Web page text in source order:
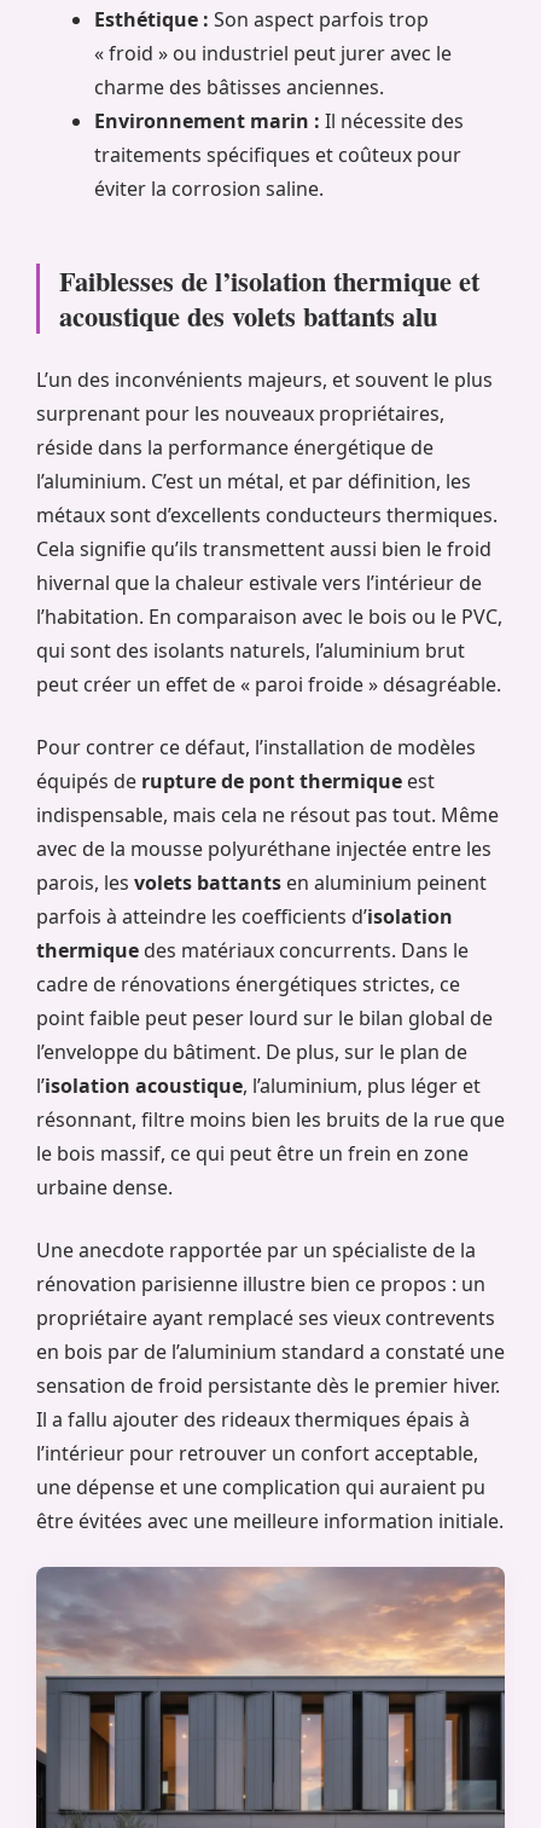
Esthétique : Son aspect parfois trop
« froid » ou industriel peut jurer avec le
charme des bâtisses anciennes.
Environnement marin : Il nécessite des
traitements spécifiques et coûteux pour
éviter la corrosion saline.
Faiblesses de l’isolation thermique et
acoustique des volets battants alu
L’un des inconvénients majeurs, et souvent le plus
surprenant pour les nouveaux propriétaires,
réside dans la performance énergétique de
l’aluminium. C’est un métal, et par définition, les
métaux sont d’excellents conducteurs thermiques.
Cela signifie qu’ils transmettent aussi bien le froid
hivernal que la chaleur estivale vers l’intérieur de
l’habitation. En comparaison avec le bois ou le PVC,
qui sont des isolants naturels, l’aluminium brut
peut créer un effet de « paroi froide » désagréable.
Pour contrer ce défaut, l’installation de modèles
équipés de rupture de pont thermique est
indispensable, mais cela ne résout pas tout. Même
avec de la mousse polyuréthane injectée entre les
parois, les volets battants en aluminium peinent
parfois à atteindre les coefficients d’isolation
thermique des matériaux concurrents. Dans le
cadre de rénovations énergétiques strictes, ce
point faible peut peser lourd sur le bilan global de
l’enveloppe du bâtiment. De plus, sur le plan de
l’isolation acoustique, l’aluminium, plus léger et
résonnant, filtre moins bien les bruits de la rue que
le bois massif, ce qui peut être un frein en zone
urbaine dense.
Une anecdote rapportée par un spécialiste de la
rénovation parisienne illustre bien ce propos : un
propriétaire ayant remplacé ses vieux contrevents
en bois par de l’aluminium standard a constaté une
sensation de froid persistante dès le premier hiver.
Il a fallu ajouter des rideaux thermiques épais à
l’intérieur pour retrouver un confort acceptable,
une dépense et une complication qui auraient pu
être évitées avec une meilleure information initiale.